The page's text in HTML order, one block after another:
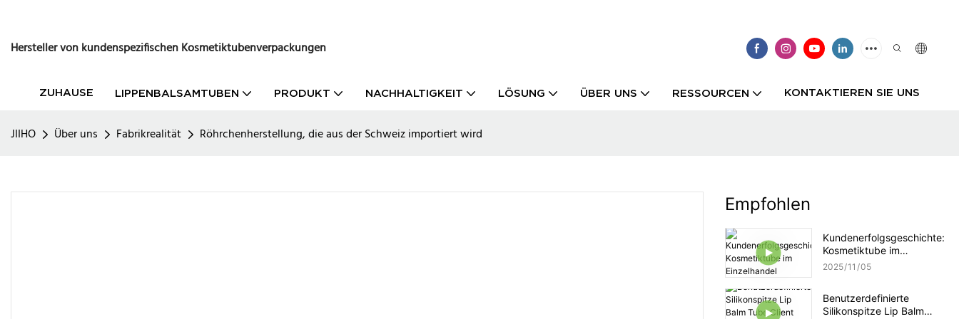
Hersteller von kundenspezifischen Kosmetiktubenverpackungen
ZUHAUSE LIPPENBALSAMTUBEN PRODUKT NACHHALTIGKEIT LÖSUNG ÜBER UNS RESSOURCEN KONTAKTIEREN SIE UNS
JIIHO Über uns Fabrikrealität Röhrchenherstellung, die aus der Schweiz importiert wird
Empfohlen
Kundenerfolgsgeschichte:
Kosmetiktube im
Einzelhandel
2025 11 05
Benutzerdefinierte
Silikonspitze Lip Balm